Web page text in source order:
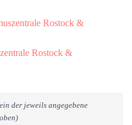
Rostock &
Rostock &
der jeweils angegebene